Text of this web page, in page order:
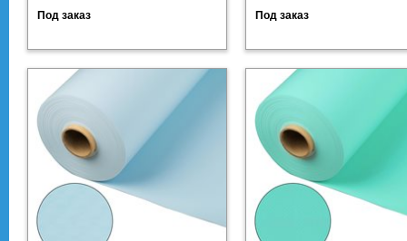
Под заказ Под заказ